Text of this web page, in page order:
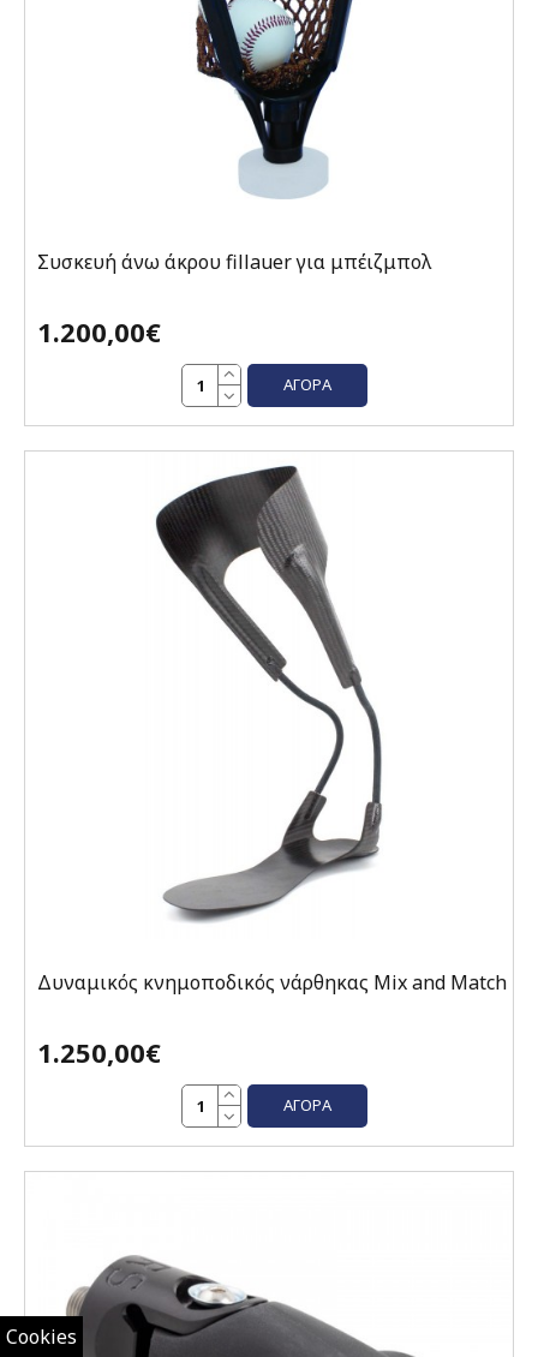
Cookies
Συσκευή άνω άκρου fillauer για μπέιζμπολ
1.200,00€
ΑΓΟΡΆ
Δυναμικός κνημοποδικός νάρθηκας Mix and Match
1.250,00€
ΑΓΟΡΆ